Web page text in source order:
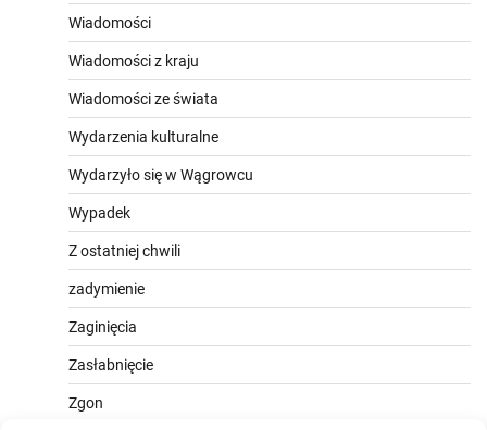
Wiadomości
Wiadomości z kraju
Wiadomości ze świata
Wydarzenia kulturalne
Wydarzyło się w Wągrowcu
Wypadek
Z ostatniej chwili
zadymienie
Zaginięcia
Zasłabnięcie
Zgon